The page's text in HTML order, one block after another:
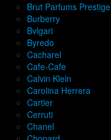
Brut Parfums Prestige
Burberry
Bvlgari
Byredo
Cacharel
Cafe-Cafe
Calvin Klein
Carolina Herrera
Cartier
Cerruti
Chanel